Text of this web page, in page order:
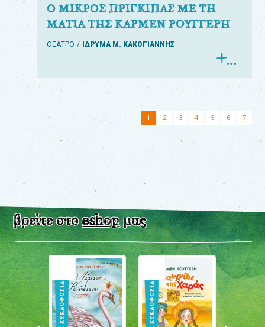
Ο ΜΙΚΡΟΣ ΠΡΙΓΚΙΠΑΣ ΜΕ ΤΗ
ΜΑΤΙΑ ΤΗΣ ΚΑΡΜΕΝ ΡΟΥΓΓΕΡΗ
ΘΕΑΤΡΟ ΙΔΡΥΜΑ Μ. ΚΑΚΟΓΙΑΝΝΗΣ
1 2 3 4 5 6 7
βρείτε στοeshopμας